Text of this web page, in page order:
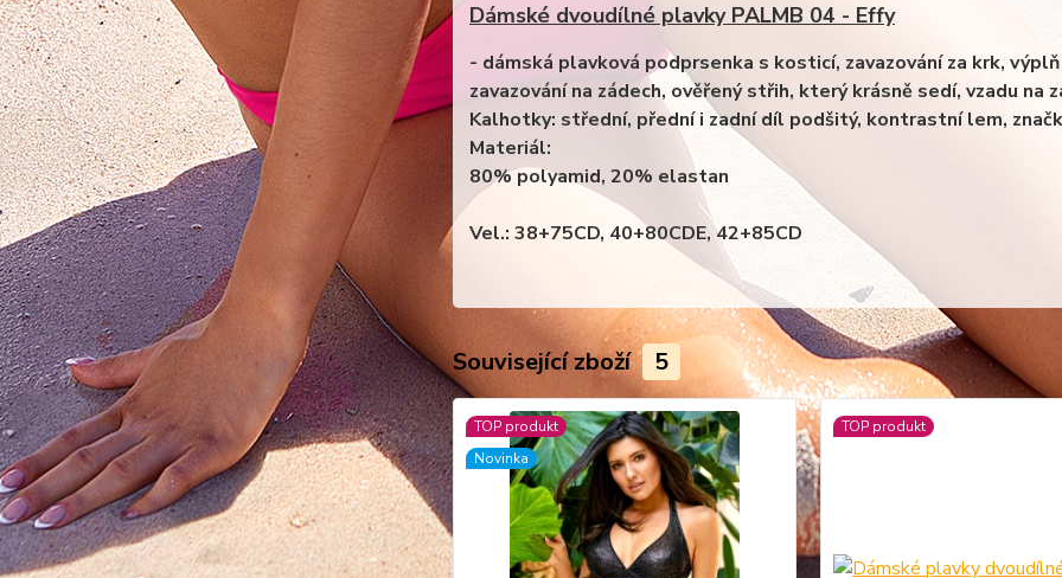
Dámské dvoudílné plavky PALMB 04 - Effy
- dámská plavková podprsenka s kosticí, zavazování za krk,
zavazování na zádech, ověřený střih, který krásně sedí, vzadu na
Kalhotky: střední, přední i zadní díl podšitý, kontrastní lem,
Materiál:
80% polyamid, 20% elastan
Vel.: 38+75CD, 40+80CDE, 42+85CD
Související zboží 5
TOP produkt
Novinka
TOP produkt